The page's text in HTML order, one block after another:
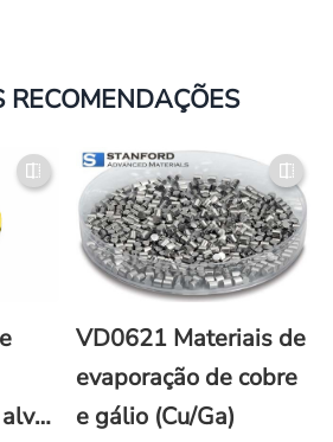
RECOMENDAÇÕES
VD0621 Materiais de
evaporação de cobre
e gálio (Cu/Ga)